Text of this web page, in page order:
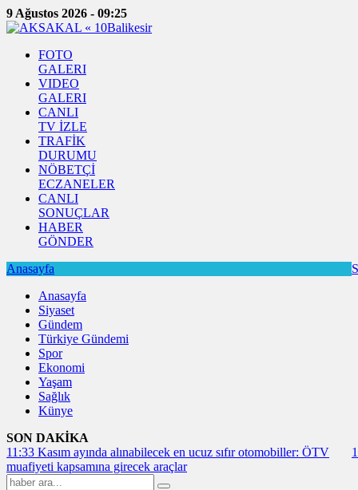
9 Ağustos 2026 - 09:25
FOTO
GALERI
VIDEO
GALERI
CANLI
TV İZLE
TRAFİK
DURUMU
NÖBETÇİ
ECZANELER
CANLI
SONUÇLAR
HABER
GÖNDER
Anasayfa
Anasayfa
Siyaset
Gündem
Türkiye Gündemi
Spor
Ekonomi
Yaşam
Sağlık
Künye
SON DAKİKA
11:33 Kasım ayında alınabilecek en ucuz sıfır otomobiller: ÖTV
muafiyeti kapsamına girecek araçlar